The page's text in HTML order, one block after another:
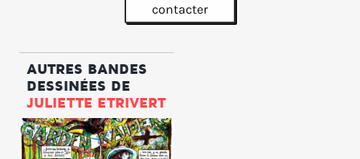
contacter
AUTRES BANDES
DESSINÉES DE
JULIETTE ETRIVERT